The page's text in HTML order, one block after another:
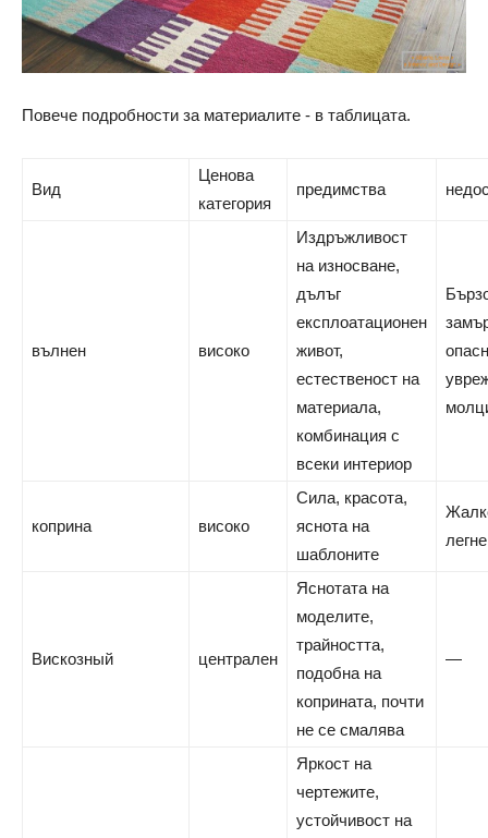
Повече подробности за материалите - в таблицата.
Вид
Ценова
категория
предимства
вълнен високо
Издръжливост
на износване,
дълъг
експлоатационен
живот,
естественост на
материала,
комбинация с
всеки интериор
коприна високо
Сила, красота,
яснота на
шаблоните
Вискозный централен
Яснотата на
моделите,
трайността,
подобна на
коприната, почти
не се смалява
—
Яркост на
чертежите,
устойчивост на